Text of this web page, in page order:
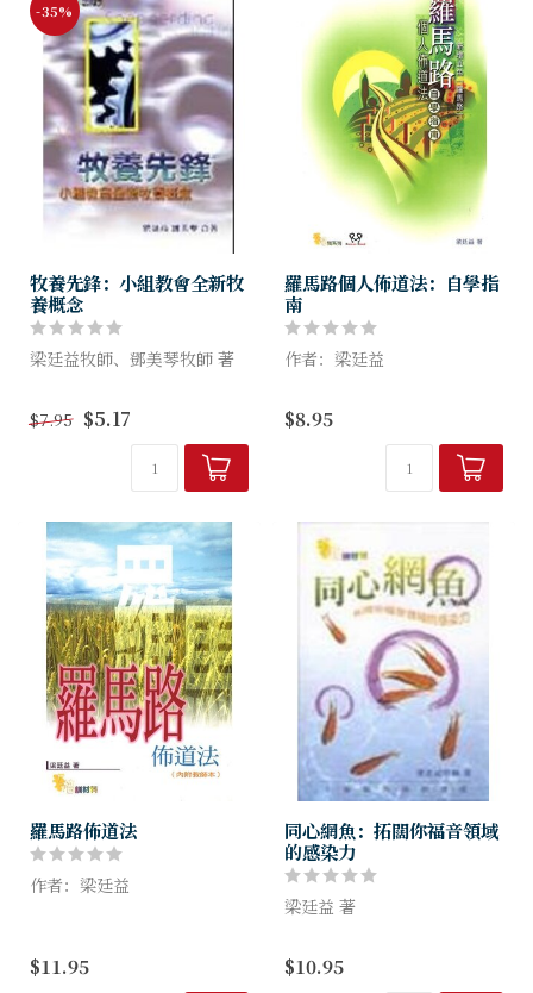
-35%
牧養先鋒：小組教會全新牧
養概念
梁廷益牧師、鄧美琴牧師 著
養工作的牧者，明白如何投入
細胞小組教會的生活和事工發
$7.95 $5.17
羅馬路個人佈道法：自學指
南
作者：梁廷益
清晰、有系統和有效的傳福音
方法，她使用五段出自《羅馬
書》的經文，讓您精簡握要地
解明救恩，並發出決志的邀
$8.95
羅馬路佈道法
作者：梁廷益
「福音橋」、「四律」的好
$11.95
同心網魚：拓闊你福音領域
的感染力
梁廷益 著
栽培及傳福音訓練等元素。透
$10.95